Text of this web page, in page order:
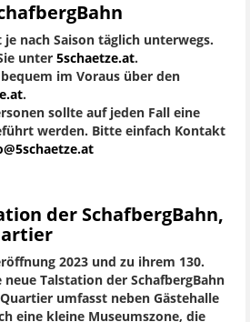
je nach Saison täglich unterwegs.
unter 5schaetze.at.
im Voraus über den
.
sollte auf jeden Fall eine
werden. Bitte einfach Kontakt
der SchafbergBahn,
2023 und zu ihrem 130.
Talstation der SchafbergBahn
umfasst neben Gästehalle
eine kleine Museumszone, die